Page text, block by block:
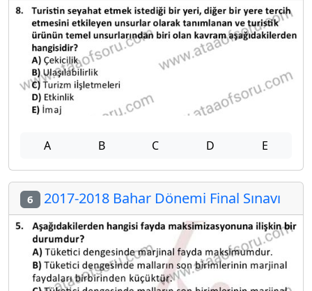
A B C D E
6 2017-2018 Bahar Dönemi Final Sınavı